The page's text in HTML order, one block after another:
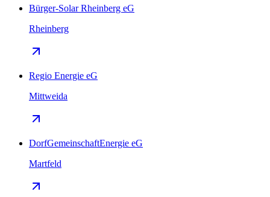
Bürger-Solar Rheinberg eG
Rheinberg
Regio Energie eG
Mittweida
DorfGemeinschaftEnergie eG
Martfeld